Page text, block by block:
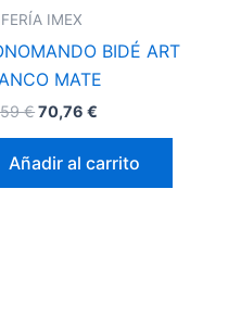
IMEX
BIDÉ ART
MATE
€70,76€
Añadir al carrito